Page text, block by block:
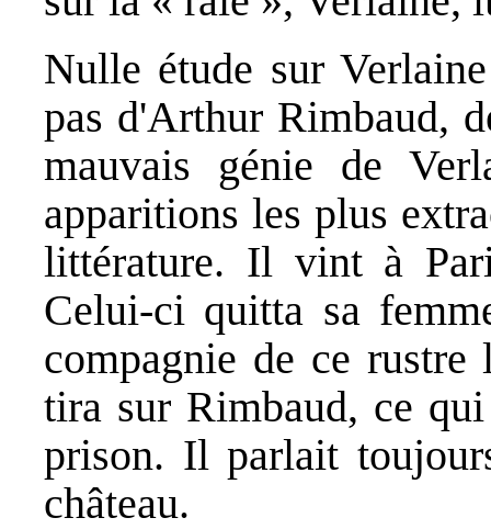
Nulle étude sur
pas d'Arthur Rimbaud,
mauvais génie de
apparitions les plus
littérature. Il vint à
Celui-ci quitta sa
compagnie de ce
tira sur Rimbaud, ce
prison. Il parlait
château.